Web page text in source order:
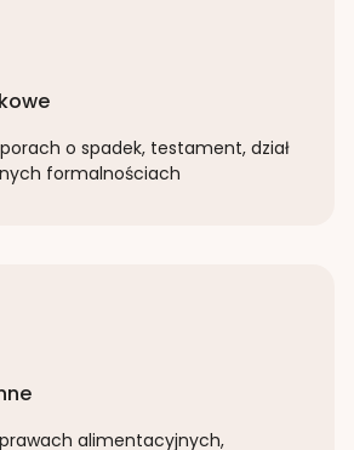
o spadek, testament, dział
formalnościach
alimentacyjnych,